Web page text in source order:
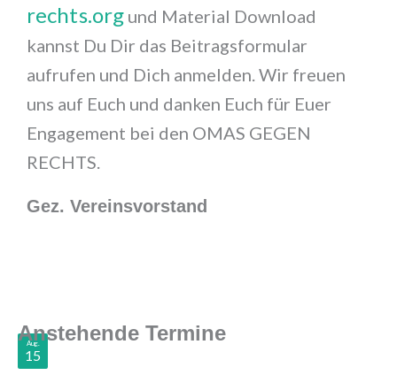
rechts.org und Material Download
kannst Du Dir das Beitragsformular
aufrufen und Dich anmelden. Wir freuen
uns auf Euch und danken Euch für Euer
Engagement bei den OMAS GEGEN
RECHTS.
Gez. Vereinsvorstand
Anstehende Termine
Aug.
15